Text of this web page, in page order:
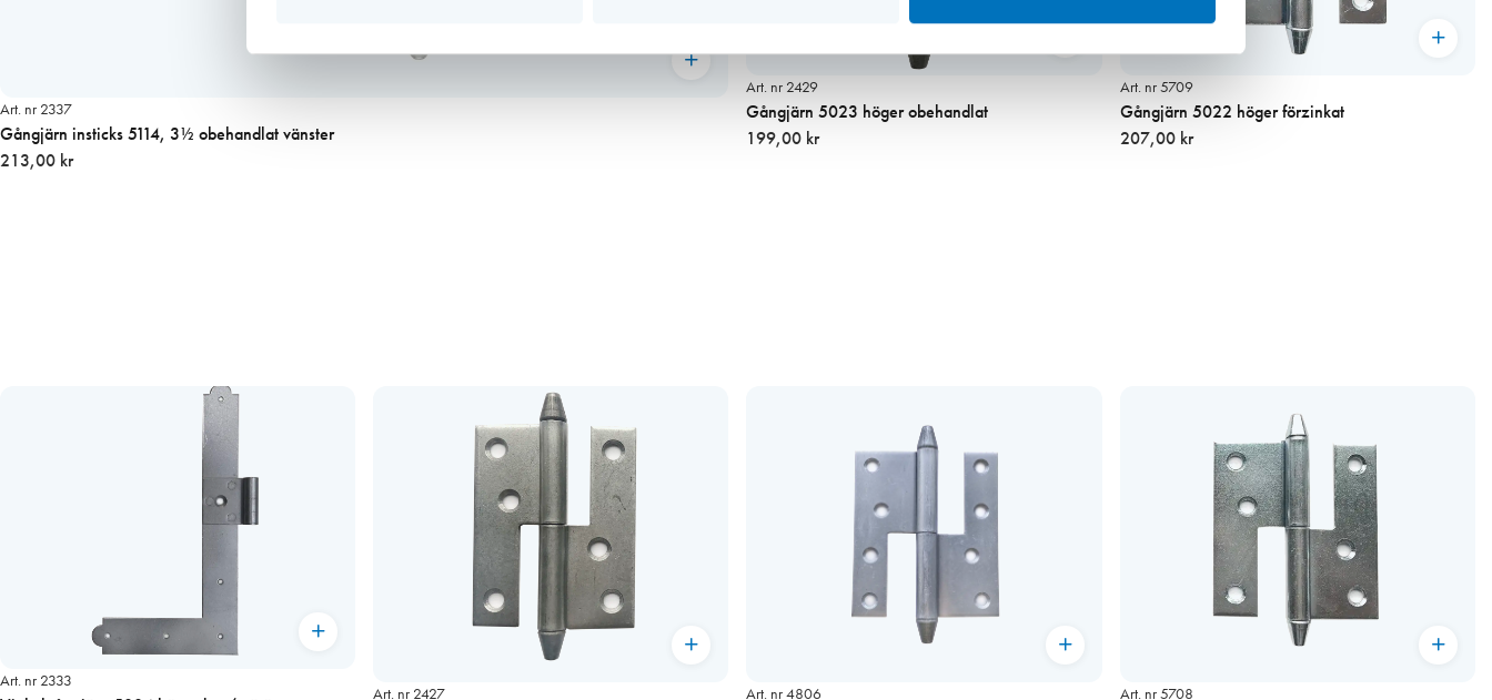
Art. nr 2337
Gångjärn insticks 5114, 3½ obehandlat vänster
213,00 kr
Art. nr 2429
Gångjärn 5023 höger obehandlat
199,00 kr
Art. nr 5709
Gångjärn 5022 höger förzinkat
207,00 kr
Art. nr 2333
Art. nr 2427 Art. nr 4806 Art. nr 5708